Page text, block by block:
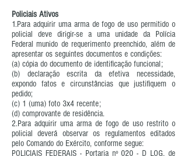
Policiais Ativos
1.Para adquirir uma arma de fogo de uso permitido o
policial deve dirigir-se a uma unidade da Polícia
Federal munido de requerimento preenchido, além de
apresentar os seguintes documentos e condições:
(a) cópia do documento de identificação funcional;
(b) declaração escrita da efetiva necessidade,
expondo fatos e circunstâncias que justifiquem o
pedido;
(c) 1 (uma) foto 3x4 recente;
(d) comprovante de residência.
2.Para adquirir uma arma de fogo de uso restrito o
policial deverá observar os regulamentos editados
pelo Comando do Exército, conforme segue:
POLICIAIS FEDERAIS - Portaria nº 020 - D LOG, de